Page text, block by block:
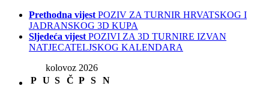
Prethodna vijest POZIV ZA TURNIR HRVATSKOG I
JADRANSKOG 3D KUPA
Sljedeća vijest POZIVI ZA 3D TURNIRE IZVAN
NATJECATELJSKOG KALENDARA
kolovoz 2026
P U S Č P S
N